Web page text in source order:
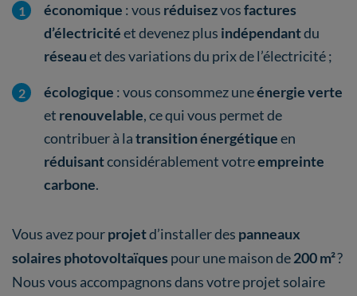
économique : vous réduisezvosfactures
d’électricitéet devenez plus indépendantdu
réseauet des variations du prix de l’électricité ;
écologique : vous consommez uneénergie verte
et renouvelable, ce qui vous permet de
contribuer à latransition énergétiqueen
réduisantconsidérablement votreempreinte
carbone.
Vous avez pourprojetd’installer des panneaux
solaires photovoltaïques pour une maison de200 m²?
Nous vous accompagnons dans votre projet solaire